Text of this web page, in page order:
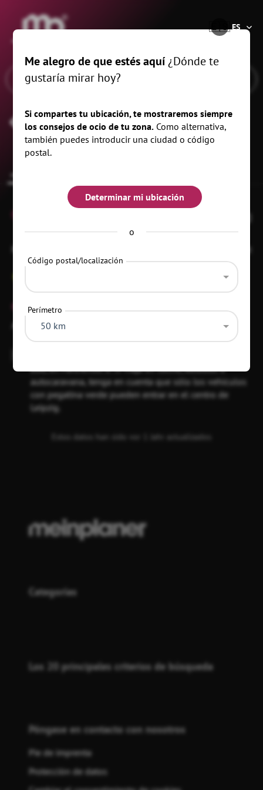
®
🇪🇸ES
Zoo de Leipzig
common.overview
OT Zentrum-Nordwest
Cerrado
Abre
So–Sa, Fei
zoo, en Parthenstr. 8. Si viaja en coche, autobús o
autocaravana, tenga en cuenta que sólo los vehículos
con pegatina verde pueden entrar en el centro de
Leipzig.
Estos datos han sido vor 1 Jahr actualizados
Categorías
Los 20 principales criterios de búsqueda
Póngase en contacto con nosotros
Pie de imprenta
Protección de datos
Me alegro de que estés aquí¿Dónde te
gustaría mirar hoy?
Si compartes tu ubicación, te mostraremos siempre
los consejos de ocio de tu zona. Como alternativa,
también puedes introducir una ciudad o código
postal.
Determinar mi ubicación
o
Código postal/localización
Perímetro
50 km